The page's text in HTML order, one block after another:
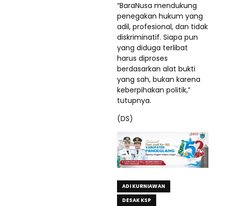
“BaraNusa mendukung
penegakan hukum yang
adil, profesional, dan tidak
diskriminatif. Siapa pun
yang diduga terlibat
harus diproses
berdasarkan alat bukti
yang sah, bukan karena
keberpihakan politik,”
tutupnya.
(DS)
ADI KURNIAWAN
DESAK KSP